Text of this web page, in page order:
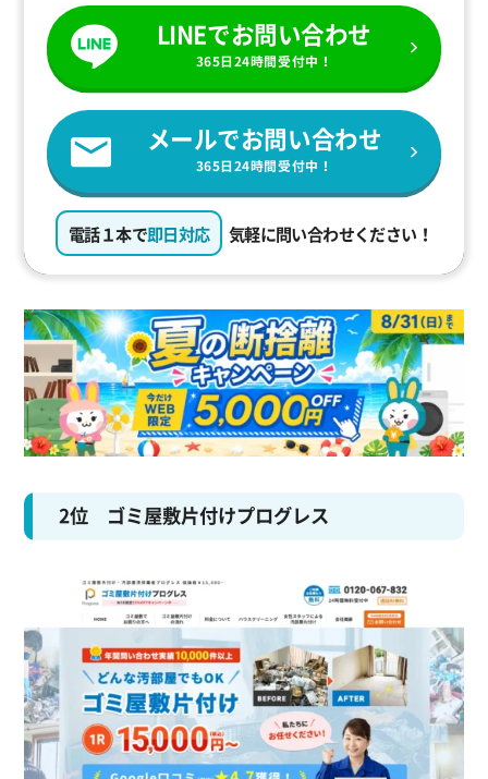
LINEでお問い合わせ
365日24時間受付中！
メールでお問い合わせ
365日24時間受付中！
電話１本で即日対応 気軽に問い合わせください！
2位 ゴミ屋敷片付けプログレス